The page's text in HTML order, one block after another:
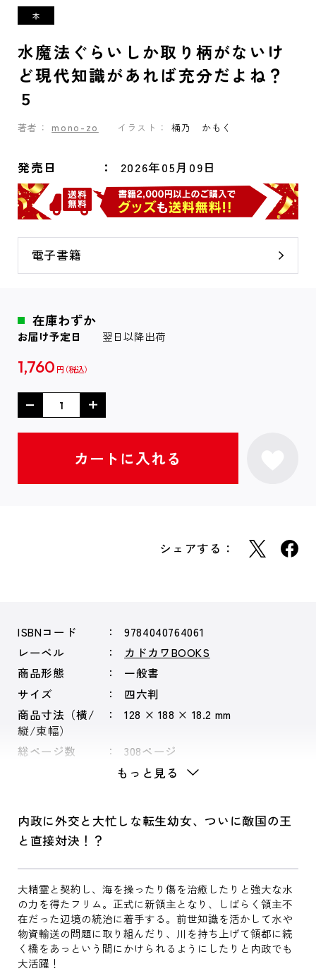
水魔法ぐらいしか取り柄がないけ
ど現代知識があれば充分だよね？
５
著者： mono-zo イラスト： 桶乃 かもく
発売日 2026年05月09日
電子書籍
在庫わずか
お届け予定日 翌日以降出荷
1,760 円
シェアする：
ISBNコード
9784040764061
レーベル
カドカワBOOKS
商品形態
一般書
サイズ
四六判
商品寸法（横/
縦/束幅）
128 × 188 × 18.2 mm
総ページ数 308ページ
もっと見る
内政に外交と大忙しな転生幼女、ついに敵国の王
と直接対決！？
大精霊と契約し、海を操ったり傷を治癒したりと強大な水
の力を得たフリム。正式に新領主となり、しばらく領主不
在だった辺境の統治に着手する。前世知識を活かして水や
物資輸送の問題に取り組んだり、川を持ち上げて領都に続
く橋をあっという間にかけられるようにしたりと内政でも
大活躍！